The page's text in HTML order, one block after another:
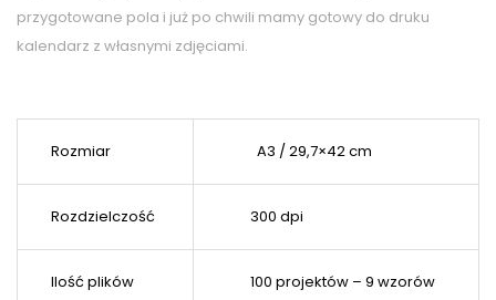
przygotowane pola i już po chwili mamy gotowy do druku
kalendarz z własnymi zdjęciami.
Rozmiar A3 / 29,7×42 cm
Rozdzielczość 300 dpi
Ilość plików 100 projektów – 9 wzorów